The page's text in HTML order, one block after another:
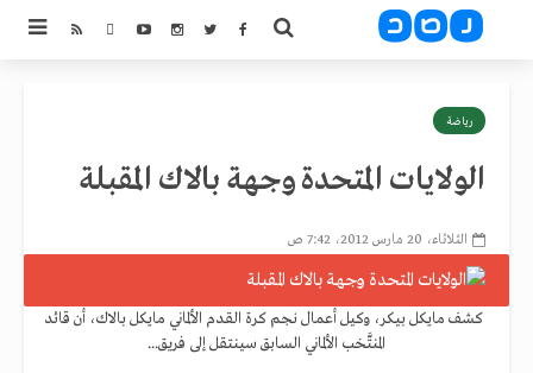
رياضة
الولايات المتحدة وجهة بالاك المقبلة
الثلاثاء، 20 مارس 2012، 7:42 ص
كشف مايكل بيكر، وكيل أعمال نجم كرة القدم الألماني مايكل بالاك، أن قائد
المنتَّخب الألماني السابق سينتقل إلى فريق...